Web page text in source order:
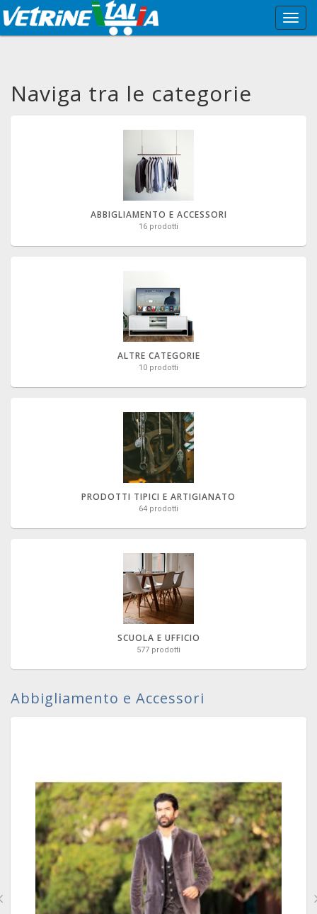
Menù
Naviga tra le categorie
ABBIGLIAMENTO E ACCESSORI
16 prodotti
ALTRE CATEGORIE
10 prodotti
PRODOTTI TIPICI E ARTIGIANATO
64 prodotti
SCUOLA E UFFICIO
577 prodotti
Abbigliamento e Accessori